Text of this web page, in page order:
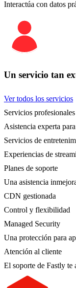
Interactúa con datos
Un servicio tan
Ver todos los servicios
Servicios profesionales
Asistencia experta
Servicios de
Experiencias de
Planes de soporte
Una asistencia
CDN gestionada
Control y flexibilidad
Managed Security
Una protección para
Atención al cliente
El soporte de Fastly te